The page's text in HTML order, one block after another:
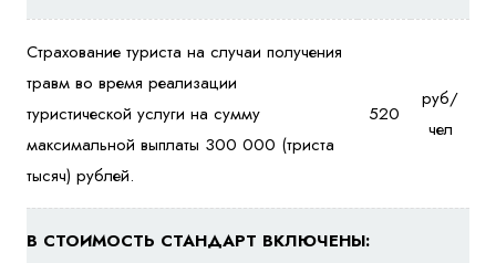
Страхование туриста на случаи получения
травм во время реализации
туристической услуги на сумму
максимальной выплаты 300 000 (триста
тысяч) рублей.
520
руб/
чел
В СТОИМОСТЬ СТАНДАРТ ВКЛЮЧЕНЫ: